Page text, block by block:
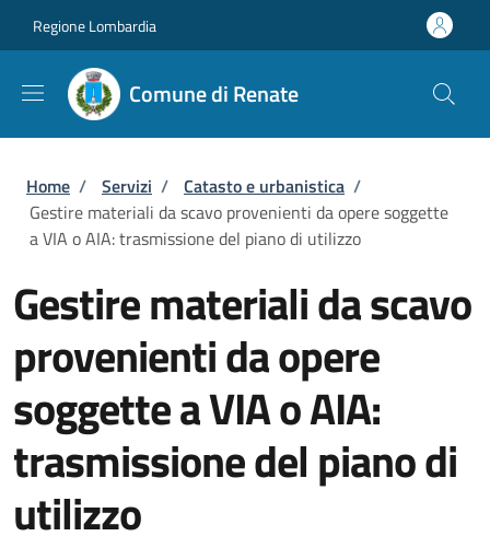
Regione Lombardia
Comune di Renate
Briciole di pane
Home / Servizi / Catasto e urbanistica /
Gestire materiali da scavo provenienti da opere soggette
a VIA o AIA: trasmissione del piano di utilizzo
Gestire materiali da scavo
provenienti da opere
soggette a VIA o AIA:
trasmissione del piano di
utilizzo